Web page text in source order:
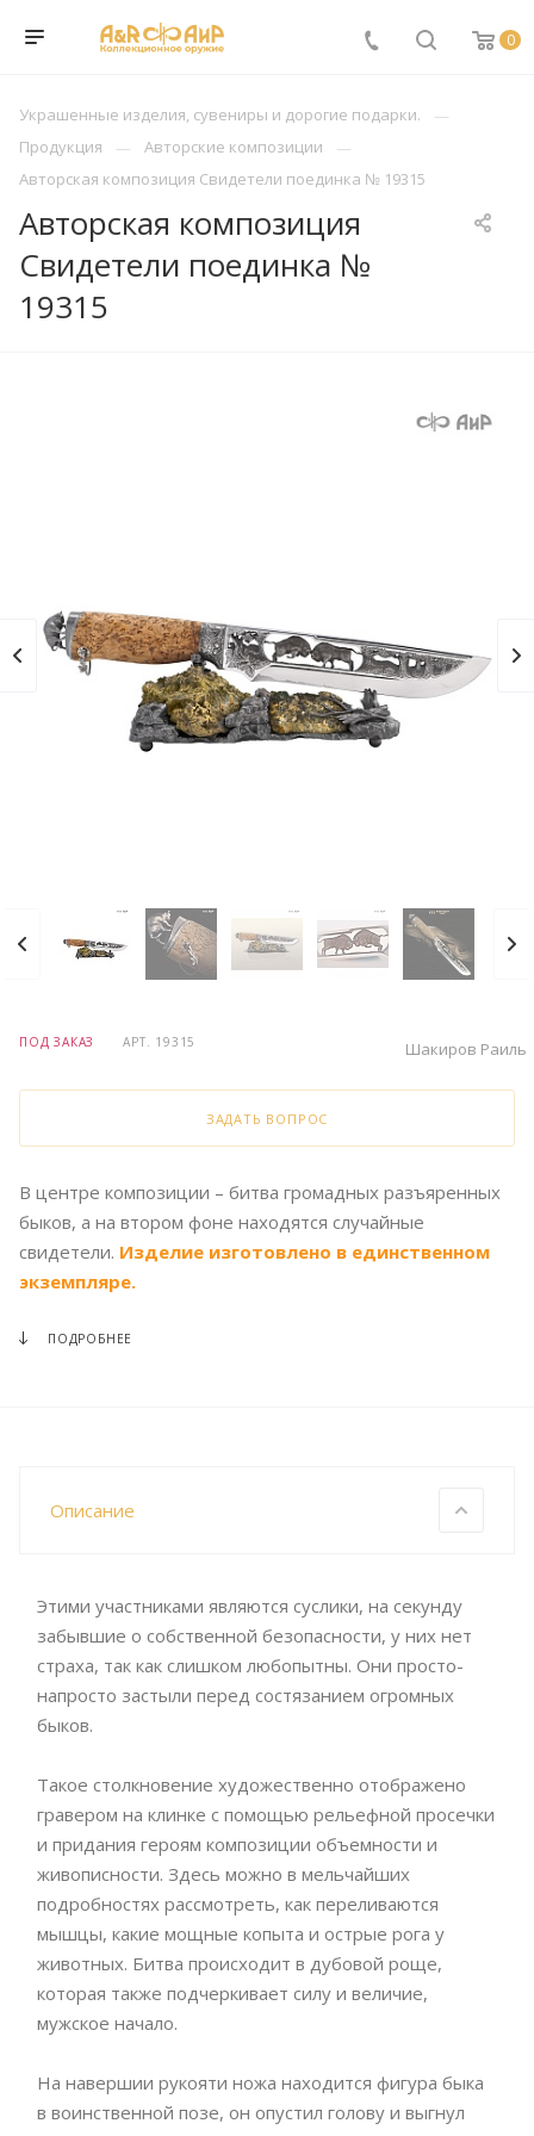
0
Украшенные изделия, сувениры и дорогие подарки.
Продукция
Авторские композиции
Авторская композиция Свидетели поединка № 19315
Авторская композиция
Свидетели поединка №
19315
ПОД ЗАКАЗ АРТ. 19315 Шакиров Раиль
ЗАДАТЬ ВОПРОС
В центре композиции – битва громадных разъяренных
быков, а на втором фоне находятся случайные
свидетели. Изделие изготовлено в единственном
экземпляре.
ПОДРОБНЕЕ
Описание
Этими участниками являются суслики, на секунду
забывшие о собственной безопасности, у них нет
страха, так как слишком любопытны. Они просто-
напросто застыли перед состязанием огромных
быков.
Такое столкновение художественно отображено
гравером на клинке с помощью рельефной просечки
и придания героям композиции объемности и
живописности. Здесь можно в мельчайших
подробностях рассмотреть, как переливаются
мышцы, какие мощные копыта и острые рога у
животных. Битва происходит в дубовой роще,
которая также подчеркивает силу и величие,
мужское начало.
На навершии рукояти ножа находится фигура быка
в воинственной позе, он опустил голову и выгнул